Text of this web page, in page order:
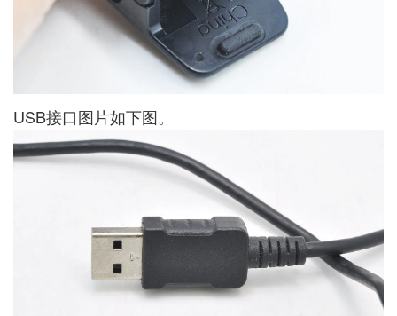
USB接口图片如下图。